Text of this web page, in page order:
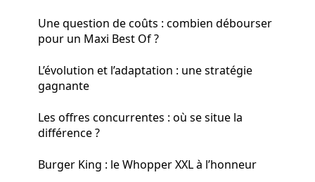
Une question de coûts : combien débourser
pour un Maxi Best Of ?
L’évolution et l’adaptation : une stratégie
gagnante
Les offres concurrentes : où se situe la
différence ?
Burger King : le Whopper XXL à l’honneur